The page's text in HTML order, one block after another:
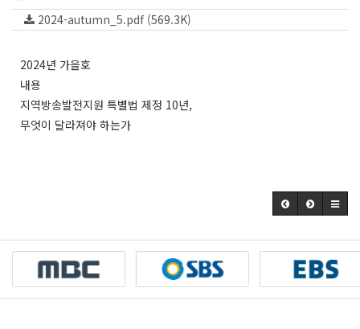
2024-autumn_5.pdf (569.3K)
2024년 가을호
내용
지역방송발전지원 특별법 제정 10년,
무엇이 달라져야 하는가